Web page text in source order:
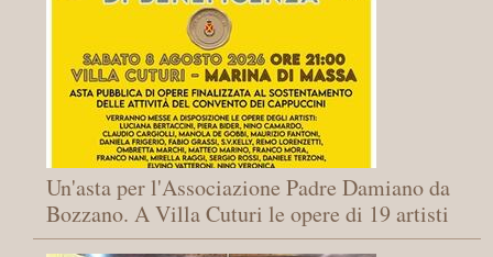
Un'asta per l'Associazione Padre Damiano da
Bozzano. A Villa Cuturi le opere di 19 artisti